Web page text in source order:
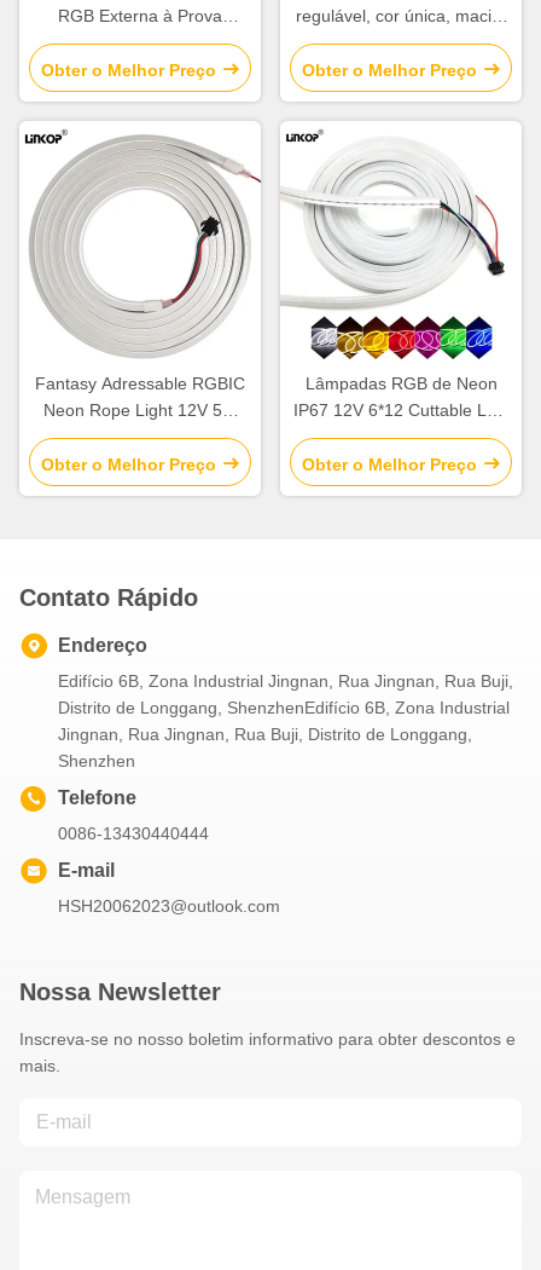
RGB Externa à Prova
D'água Fita de Luzes LED
Cortável Rolo 220V
Obter o Melhor Preço
regulável, cor única, macia,
12v, fita LED de tubo de
néon de 8x16mm
Obter o Melhor Preço
Fantasy Adressable RGBIC
Neon Rope Light 12V 5M
Cuttable LED Strip Lights
Obter o Melhor Preço
Lâmpadas RGB de Neon
IP67 12V 6*12 Cuttable LED
Neon Light
Obter o Melhor Preço
Contato Rápido
Endereço
Edifício 6B, Zona Industrial Jingnan, Rua Jingnan, Rua Buji,
Distrito de Longgang, ShenzhenEdifício 6B, Zona Industrial
Jingnan, Rua Jingnan, Rua Buji, Distrito de Longgang,
Shenzhen
Telefone
0086-13430440444
E-mail
HSH20062023@outlook.com
Nossa Newsletter
Inscreva-se no nosso boletim informativo para obter descontos e
mais.